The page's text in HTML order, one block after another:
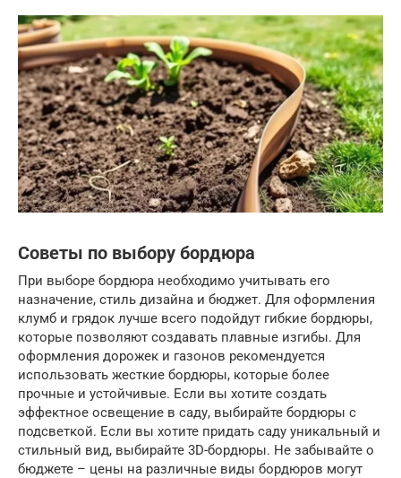
Советы по выбору бордюра
При выборе бордюра необходимо учитывать его
назначение, стиль дизайна и бюджет. Для оформления
клумб и грядок лучше всего подойдут гибкие бордюры,
которые позволяют создавать плавные изгибы. Для
оформления дорожек и газонов рекомендуется
использовать жесткие бордюры, которые более
прочные и устойчивые. Если вы хотите создать
эффектное освещение в саду, выбирайте бордюры с
подсветкой. Если вы хотите придать саду уникальный и
стильный вид, выбирайте 3D-бордюры. Не забывайте о
бюджете – цены на различные виды бордюров могут